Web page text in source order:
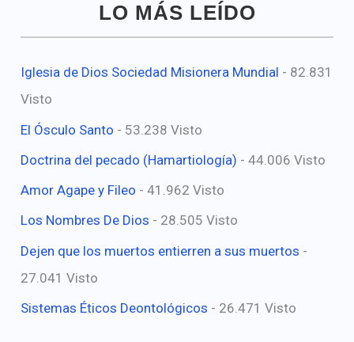
LO MÁS LEÍDO
Iglesia de Dios Sociedad Misionera Mundial - 82.831
Visto
El Ósculo Santo - 53.238 Visto
Doctrina del pecado (Hamartiología) - 44.006 Visto
Amor Agape y Fileo - 41.962 Visto
Los Nombres De Dios - 28.505 Visto
Dejen que los muertos entierren a sus muertos -
27.041 Visto
Sistemas Éticos Deontológicos - 26.471 Visto